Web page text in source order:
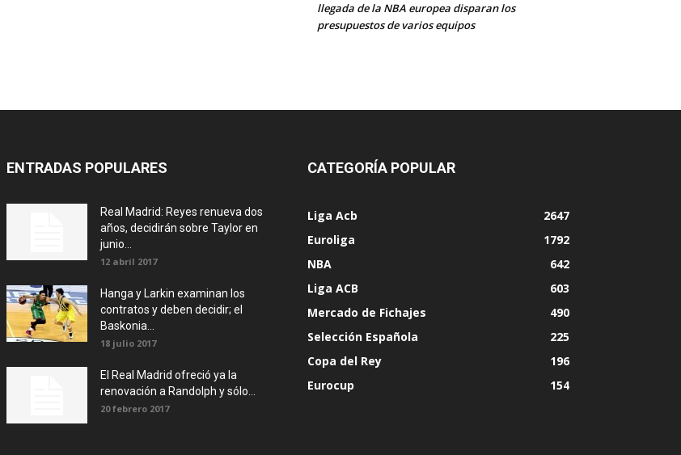
llegada de la NBA europea disparan los
presupuestos de varios equipos
ENTRADAS POPULARES
Real Madrid: Reyes renueva dos
años, decidirán sobre Taylor en
junio...
12 abril 2017
Hanga y Larkin examinan los
contratos y deben decidir; el
Baskonia...
18 julio 2017
El Real Madrid ofreció ya la
renovación a Randolph y sólo...
20 febrero 2017
CATEGORÍA POPULAR
Liga Acb
2647
Euroliga
1792
NBA
642
Liga ACB
603
Mercado de Fichajes
490
Selección Española
225
Copa del Rey
196
Eurocup
154